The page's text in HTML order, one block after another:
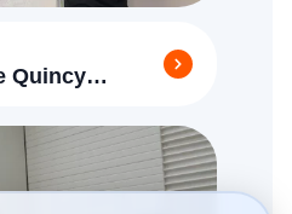
Quincy